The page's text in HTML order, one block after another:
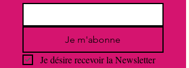
Je m'abonne
Je désire recevoir la Newsletter